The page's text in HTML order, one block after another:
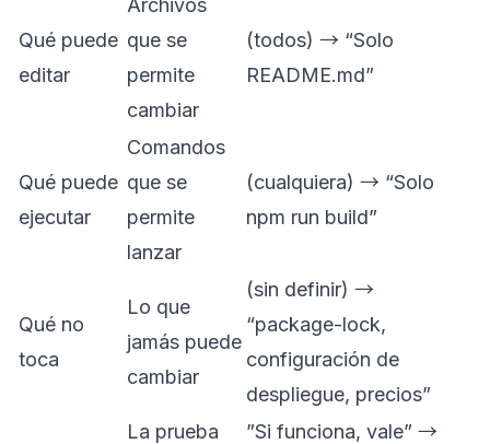
Qué puede
editar
Archivos
que se
permite
cambiar
(todos) → “Solo
README.md”
Qué puede
ejecutar
Comandos
que se
permite
lanzar
(cualquiera) → “Solo
npm run build”
Qué no
toca
Lo que
jamás puede
cambiar
(sin definir) →
“package-lock,
configuración de
despliegue, precios”
La prueba
”Si funciona, vale” →